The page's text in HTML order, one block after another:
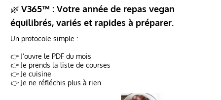
🌿 V365™ : Votre année de repas vegan
équilibrés, variés et rapides à préparer.
Un protocole simple :
👉 J’ouvre le PDF du mois
👉 Je prends la liste de courses
👉 Je cuisine
👉 Je ne réfléchis plus à rien